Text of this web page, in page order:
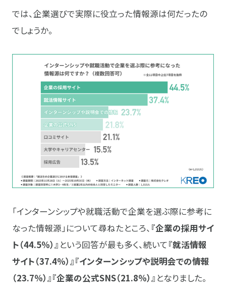
では、企業選びで実際に役立った情報源は何だったの
でしょうか。
「インターンシップや就職活動で企業を選ぶ際に参考に
なった情報源」について尋ねたところ、 『企業の採用サイ
ト（44.5％）』 という回答が最も多く、続いて『就活情報
サイト（37.4％）』『インターンシップや説明会での情報
（23.7％）』『企業の公式SNS（21.8％）』 となりました。